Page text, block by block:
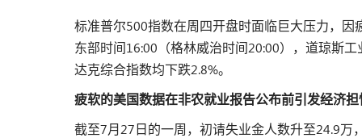
标准普尔500指数在周四开盘时面临巨大压力，
东部时间16:00（格林威治时间20:00），道琼斯
达克综合指数均下跌2.8%。
疲软的美国数据在非农就业报告公布前引发经济担
截至7月27日的一周，初请失业金人数升至24.9万